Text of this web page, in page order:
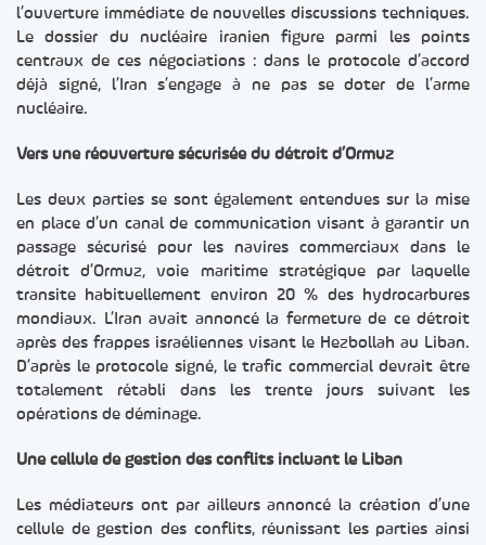
l’ouverture immédiate de nouvelles discussions techniques.
Le dossier du nucléaire iranien figure parmi les points
centraux de ces négociations : dans le protocole d’accord
déjà signé, l’Iran s’engage à ne pas se doter de l’arme
nucléaire.
Vers une réouverture sécurisée du détroit d’Ormuz
Les deux parties se sont également entendues sur la mise
en place d’un canal de communication visant à garantir un
passage sécurisé pour les navires commerciaux dans le
détroit d’Ormuz, voie maritime stratégique par laquelle
transite habituellement environ 20 % des hydrocarbures
mondiaux. L’Iran avait annoncé la fermeture de ce détroit
après des frappes israéliennes visant le Hezbollah au Liban.
D’après le protocole signé, le trafic commercial devrait être
totalement rétabli dans les trente jours suivant les
opérations de déminage.
Une cellule de gestion des conflits incluant le Liban
Les médiateurs ont par ailleurs annoncé la création d’une
cellule de gestion des conflits, réunissant les parties ainsi